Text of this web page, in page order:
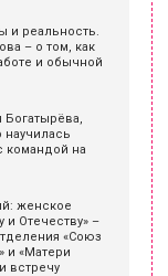
и реальность.
– о том, как
и обычной
научилась
командой на
женское
и Отечеству» –
«Союз
и «Матери
встречу